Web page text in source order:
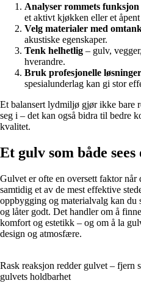
Analyser rommets funksjon
et aktivt kjøkken eller et
Velg materialer med
akustiske egenskaper.
Tenk helhetlig – gulv,
hverandre.
Bruk profesjonelle løsninger
spesialunderlag kan gi stor
Et balansert lydmiljø gjør ikke bare
seg i – det kan også bidra til bedre
kvalitet.
Et gulv som både sees
Gulvet er ofte en oversett faktor
samtidig et av de mest effektive
oppbygging og materialvalg kan du
og låter godt. Det handler om å
komfort og estetikk – og om å la
design og atmosfære.
Rask reaksjon redder gulvet – fjern
gulvets holdbarhet